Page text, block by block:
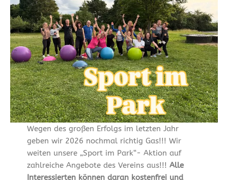
Wegen des großen Erfolgs im letzten Jahr
geben wir 2026 nochmal richtig Gas!!! Wir
weiten unsere „Sport im Park“- Aktion auf
zahlreiche Angebote des Vereins aus!!! Alle
Interessierten können daran kostenfrei und